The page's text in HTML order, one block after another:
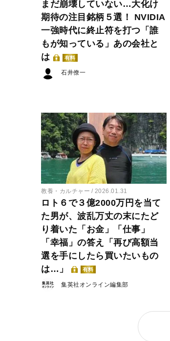
まだ崩壊していない…大化け
期待の注目銘柄５選！ NVIDIA
一強時代に終止符を打つ「誰
もが知っている」あの会社と
は
有料
石井僚一
教養・カルチャー 2026.01.31
ロト６で３億2000万円を当て
た男が、波乱万丈の末にたど
り着いた「お金」「仕事」
「幸福」の答え「再び高額当
選を手にしたら買いたいもの
は…」
有料
集英社オンライン編集部